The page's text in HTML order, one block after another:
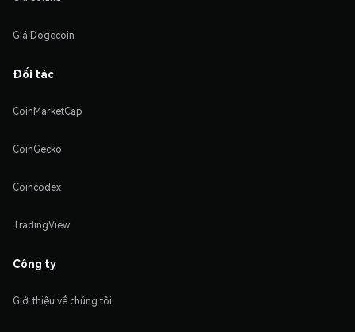
Giá Dogecoin
Đối tác
CoinMarketCap
CoinGecko
Coincodex
TradingView
Công ty
Giới thiệu về chúng tôi